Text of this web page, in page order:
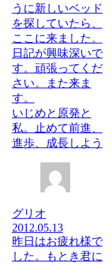
うに新しいベッド
を探していたら、
ここに来ました。
日記が興味深いで
す。頑張ってくだ
さい。また来ま
す。
いじめと原発と
私。止めて前進、
進歩、成長しよう
グリオ
2012.05.13
昨日はお疲れ様で
した。もとき君に